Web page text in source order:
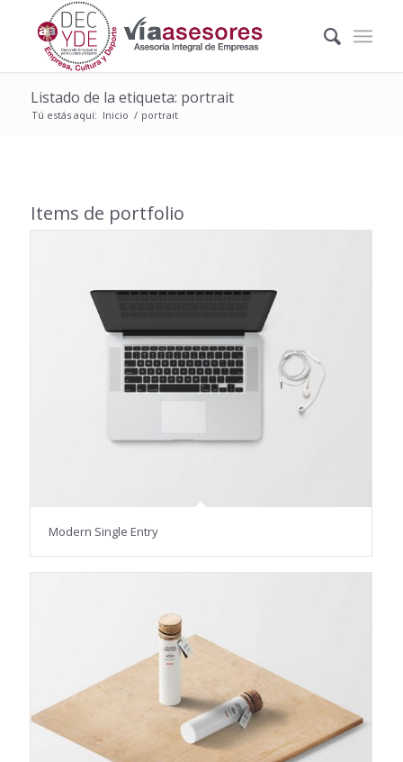
Listado de la etiqueta: portrait
Tú estás aquí: Inicio / portrait
Items de portfolio
Modern Single Entry